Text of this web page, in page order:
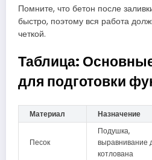
Помните, что бетон после
быстро, поэтому вся работа
четкой.
Таблица:
для подготовки
Материал Назначение
Песок
Подушка,
выравнивание
котлована